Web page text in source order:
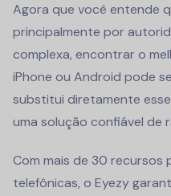
Agora que você entende
principalmente por
complexa, encontrar o
iPhone ou Android pode
substitui diretamente
uma solução confiável de
Com mais de 30
telefônicas, o Eyezy